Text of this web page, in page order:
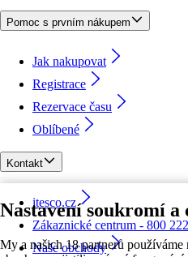
Nastavení soukromí a
My a našich 18 partnerů
Pomoc s prvním nákupem
Jak nakupovat
Registrace
Rezervace času
Oblíbené
Kontakt
itesco.cz
Zákaznické centrum - 800
Naše obchody